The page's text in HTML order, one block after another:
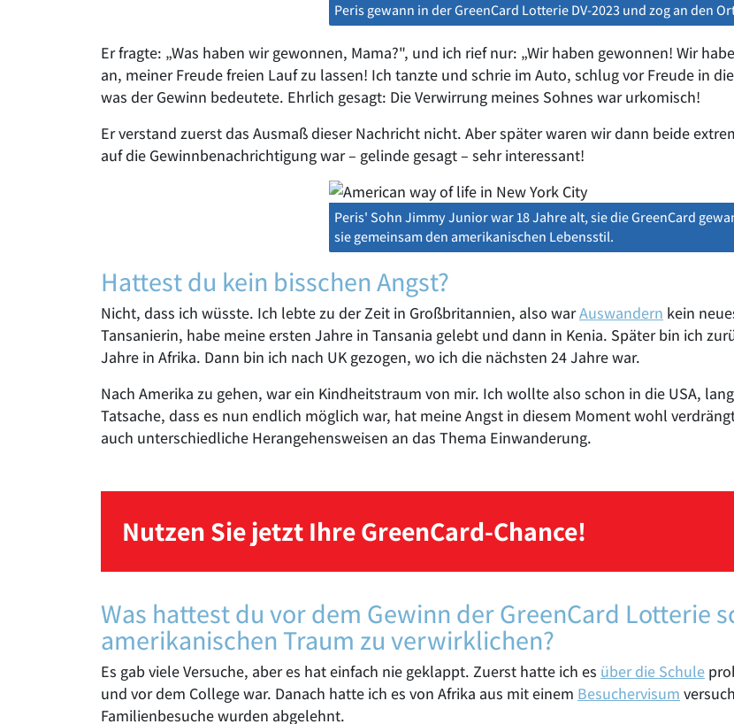
Peris gewann in der GreenCard Lotterie DV-2023 und zog an den
Er fragte: „Was haben wir gewonnen, Mama?", und ich rief nur: „Wir haben gewonnen! Wir
an, meiner Freude freien Lauf zu lassen! Ich tanzte und schrie im Auto, schlug vor Freude in
was der Gewinn bedeutete. Ehrlich gesagt: Die Verwirrung meines Sohnes war urkomisch!
Er verstand zuerst das Ausmaß dieser Nachricht nicht. Aber später waren wir dann beide
auf die Gewinnbenachrichtigung war – gelinde gesagt – sehr interessant!
Peris' Sohn Jimmy Junior war 18 Jahre alt, sie die GreenCard
sie gemeinsam den amerikanischen Lebensstil.
Hattest du kein bisschen Angst?
Nicht, dass ich wüsste. Ich lebte zu der Zeit in Großbritannien, also warAuswandern kein
Tansanierin, habe meine ersten Jahre in Tansania gelebt und dann in Kenia. Später bin ich
Jahre in Afrika. Dann bin ich nach UK gezogen, wo ich die nächsten 24 Jahre war.
Nach Amerika zu gehen, war ein Kindheitstraum von mir. Ich wollte also schon in die USA,
Tatsache, dass es nun endlich möglich war, hat meine Angst in diesem Moment wohl
auch unterschiedliche Herangehensweisen an das Thema Einwanderung.
Nutzen Sie jetzt Ihre GreenCard-Chance!
Was hattest du vor dem Gewinn der GreenCard Lotterie
amerikanischen Traum zu verwirklichen?
Es gab viele Versuche, aber es hat einfach nie geklappt. Zuerst hatte ich es über die Schule
und vor dem College war. Danach hatte ich es von Afrika aus mit einem Besuchervisum
Familienbesuche wurden abgelehnt.